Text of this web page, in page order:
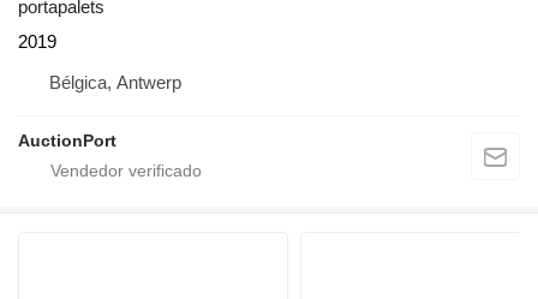
portapalets
2019
Bélgica, Antwerp
AuctionPort